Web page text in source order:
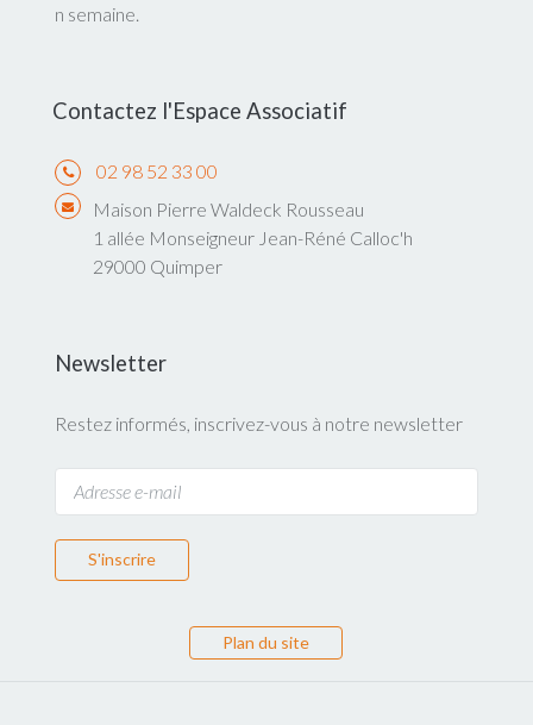
n semaine.
Contactez l'Espace Associatif
02 98 52 33 00
Maison Pierre Waldeck Rousseau
1 allée Monseigneur Jean-Réné Calloc'h
29000 Quimper
Newsletter
Restez informés, inscrivez-vous à notre newsletter
S'inscrire
Plan du site